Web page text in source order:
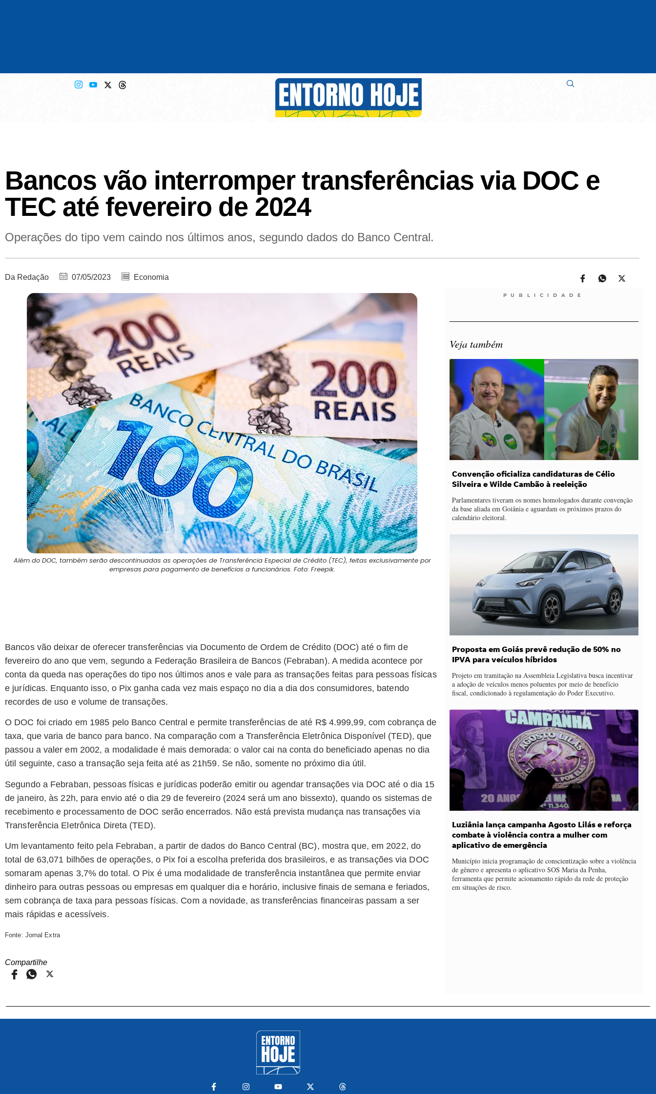
Bancos vão interromper transferências via DOC e
TEC até fevereiro de 2024
Operações do tipo vem caindo nos últimos anos, segundo dados do Banco Central.
Da Redação 07/05/2023 Economia
Além do DOC, também serão descontinuadas as operações de Transferência Especial de Crédito (TEC), feitas exclusivamente por
empresas para pagamento de benefícios a funcionários. Foto: Freepik.
Bancos vão deixar de oferecer transferências via Documento de Ordem de Crédito (DOC) até o fim de
fevereiro do ano que vem, segundo a Federação Brasileira de Bancos (Febraban). A medida acontece por
conta da queda nas operações do tipo nos últimos anos e vale para as transações feitas para pessoas físicas
e jurídicas. Enquanto isso, o Pix ganha cada vez mais espaço no dia a dia dos consumidores, batendo
recordes de uso e volume de transações.
O DOC foi criado em 1985 pelo Banco Central e permite transferências de até R$ 4.999,99, com cobrança de
taxa, que varia de banco para banco. Na comparação com a Transferência Eletrônica Disponível (TED), que
passou a valer em 2002, a modalidade é mais demorada: o valor cai na conta do beneficiado apenas no dia
útil seguinte, caso a transação seja feita até as 21h59. Se não, somente no próximo dia útil.
Segundo a Febraban, pessoas físicas e jurídicas poderão emitir ou agendar transações via DOC até o dia 15
de janeiro, às 22h, para envio até o dia 29 de fevereiro (2024 será um ano bissexto), quando os sistemas de
recebimento e processamento de DOC serão encerrados. Não está prevista mudança nas transações via
Transferência Eletrônica Direta (TED).
Um levantamento feito pela Febraban, a partir de dados do Banco Central (BC), mostra que, em 2022, do
total de 63,071 bilhões de operações, o Pix foi a escolha preferida dos brasileiros, e as transações via DOC
somaram apenas 3,7% do total. O Pix é uma modalidade de transferência instantânea que permite enviar
dinheiro para outras pessoas ou empresas em qualquer dia e horário, inclusive finais de semana e feriados,
sem cobrança de taxa para pessoas físicas. Com a novidade, as transferências financeiras passam a ser
mais rápidas e acessíveis.
Fonte: Jornal Extra
Compartilhe
PUBLICIDADE
Veja também
Convenção oficializa candidaturas de Célio
Silveira e Wilde Cambão à reeleição
Parlamentares tiveram os nomes homologados durante convenção
da base aliada em Goiânia e aguardam os próximos prazos do
calendário eleitoral.
Proposta em Goiás prevê redução de 50% no
IPVA para veículos híbridos
Projeto em tramitação na Assembleia Legislativa busca incentivar
a adoção de veículos menos poluentes por meio de benefício
fiscal, condicionado à regulamentação do Poder Executivo.
Luziânia lança campanha Agosto Lilás e reforça
combate à violência contra a mulher com
aplicativo de emergência
Município inicia programação de conscientização sobre a violência
de gênero e apresenta o aplicativo SOS Maria da Penha,
ferramenta que permite acionamento rápido da rede de proteção
em situações de risco.